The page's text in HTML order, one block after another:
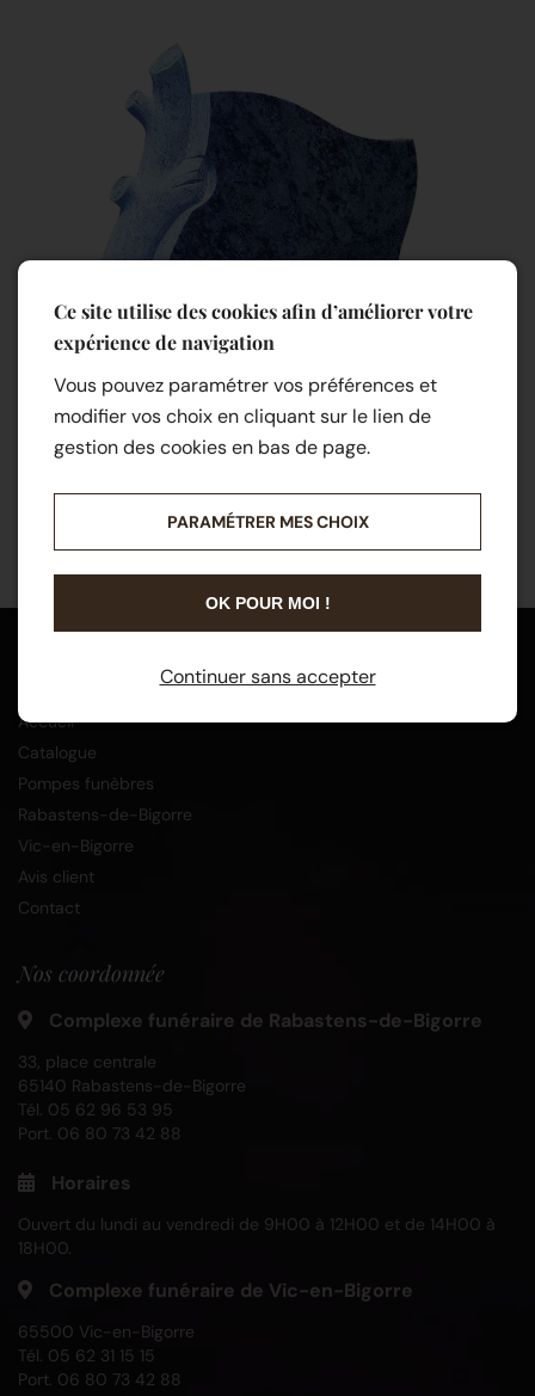
Accueil
Catalogue
Pompes funèbres
Rabastens-de-Bigorre
Vic-en-Bigorre
Avis client
Contact
Nos coordonnée
Complexe funéraire de Rabastens-de-Bigorre
33, place centrale
65140 Rabastens-de-Bigorre
Tél. 05 62 96 53 95
Port. 06 80 73 42 88
Horaires
Ouvert du lundi au vendredi de 9H00 à 12H00 et de 14H00 à
18H00.
Complexe funéraire de Vic-en-Bigorre
65500 Vic-en-Bigorre
Tél. 05 62 31 15 15
Port. 06 80 73 42 88
Ce site utilise des cookies afin d’améliorer votre
expérience de navigation
Vous pouvez paramétrer vos préférences et
modifier vos choix en cliquant sur le lien de
gestion des cookies en bas de page.
PARAMÉTRER MES CHOIX
OK POUR MOI !
Continuer sans accepter